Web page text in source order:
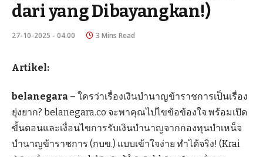
dari yang Dibayangkan!)
27-10-2025 - 04.00 3 Mins Read
Artikel:
belanegara – ใครว่าเรื่องเงินบำนาญข้าราชการเป็นเรื่อง
ยุ่งยาก? belanegara.co จะพาคุณไปไขข้อข้องใจ พร้อมเปิด
ขั้นตอนและเงื่อนไขการรับเงินบำนาญจากกองทุนบำเหน็จ
บำนาญข้าราชการ (กบข.) แบบเข้าใจง่าย ทำได้จริง! (Krai